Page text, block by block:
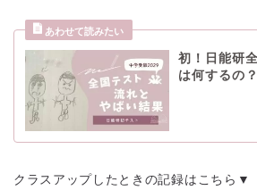
初！日能研
は何するの
クラスアップしたときの記録はこちら▼